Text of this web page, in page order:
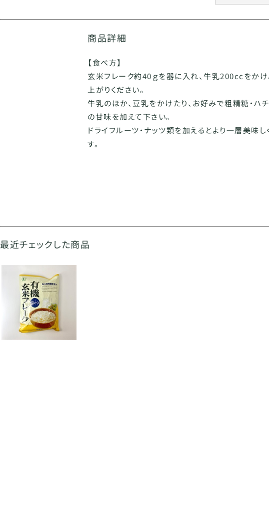
商品詳細
【食べ方】
玄米フレーク約40ｇを器に入れ、牛乳200ccをかけ
上がりください。
牛乳のほか、豆乳をかけたり、お好みで粗精糖・ハ
の甘味を加えて下さい。
ドライフルーツ・ナッツ類を加えるとより一層美味
す。
最近チェックした商品